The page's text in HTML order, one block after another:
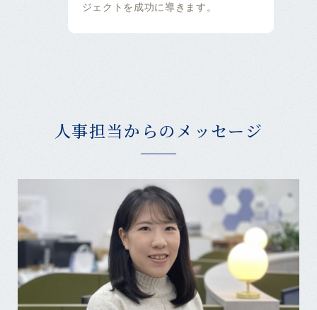
ジェクトを成功に導きます。
人事担当からのメッセージ